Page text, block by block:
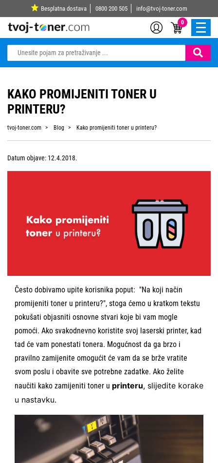
Besplatna dostava 0800 200 505 info@tvoj-toner.com
0
KAKO PROMIJENITI TONER U
PRINTERU?
tvoj-toner.com Blog Kako promijeniti toner u printeru?
Datum objave: 12.4.2018.
Često dobivamo upite korisnika poput: "Na koji način
promijeniti toner u printeru?", stoga ćemo u kratkom tekstu
pokušati objasniti osnovne stvari koje bi vam mogle
pomoći. Ako svakodnevno koristite svoj laserski printer, kad
tad će vam ponestati tonera. Mogućnost da ga brzo i
pravilno zamijenite omogućit će vam da se brže vratite
svom poslu i obavite sve potrebne zadatke. Ako želite
naučiti kako zamijeniti toner u printeru, slijedite korake
u nastavku.